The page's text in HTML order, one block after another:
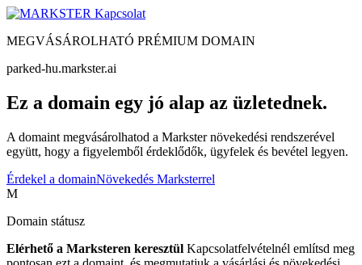
Kapcsolat
MEGVÁSÁROLHATÓ PRÉMIUM DOMAIN
parked-hu.markster.ai
Ez a domain egy jó alap az üzletednek.
A domaint megvásárolhatod a Markster növekedési rendszerével
együtt, hogy a figyelemből érdeklődők, ügyfelek és bevétel legyen.
Érdekel a domainNövekedés Marksterrel
M
Domain státusz
Elérhető a Marksteren keresztül Kapcsolatfelvételnél említsd meg